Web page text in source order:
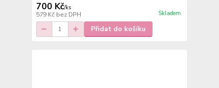
700 Kč/ks
579 Kč bez DPH Skladem
Přidat do košíku